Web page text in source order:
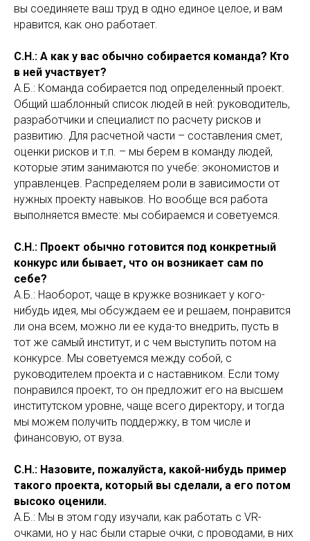
вы соединяете ваш труд в одно единое целое, и вам
нравится, как оно работает.
С.Н.: А как у вас обычно собирается команда? Кто
в ней участвует?
А.Б.: Команда собирается под определенный проект.
Общий шаблонный список людей в ней: руководитель,
разработчики и специалист по расчету рисков и
развитию. Для расчетной части – составления смет,
оценки рисков и т.п. – мы берем в команду людей,
которые этим занимаются по учебе: экономистов и
управленцев. Распределяем роли в зависимости от
нужных проекту навыков. Но вообще вся работа
выполняется вместе: мы собираемся и советуемся.
С.Н.: Проект обычно готовится под конкретный
конкурс или бывает, что он возникает сам по
себе?
А.Б.: Наоборот, чаще в кружке возникает у кого-
нибудь идея, мы обсуждаем ее и решаем, понравится
ли она всем, можно ли ее куда-то внедрить, пусть в
тот же самый институт, и с чем выступить потом на
конкурсе. Мы советуемся между собой, с
руководителем проекта и с наставником. Если тому
понравился проект, то он предложит его на высшем
институтском уровне, чаще всего директору, и тогда
мы можем получить поддержку, в том числе и
финансовую, от вуза.
С.Н.: Назовите, пожалуйста, какой-нибудь пример
такого проекта, который вы сделали, а его потом
высоко оценили.
А.Б.: Мы в этом году изучали, как работать с VR-
очками, но у нас были старые очки, с проводами, в них